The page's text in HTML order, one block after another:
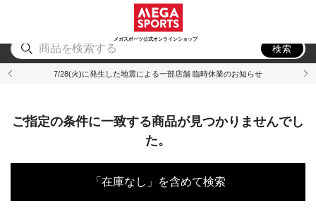
メガスポーツ公式オンラインショップ
アウトドア
検索
7/28(火)に発生した地震による一部店舗 臨時休業のお知らせ
ご指定の条件に一致する商品が見つかりませんでし
た。
「在庫なし」を含めて検索